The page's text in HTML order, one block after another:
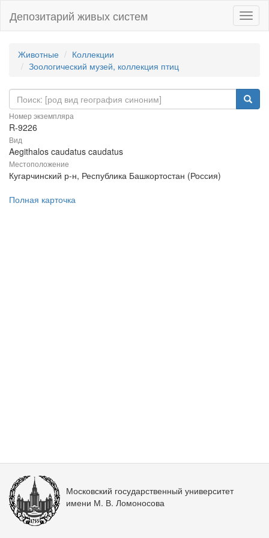
Депозитарий живых систем
Животные
Коллекции
Зоологический музей, коллекция птиц
Номер экземпляра
R-9226
Вид
Aegithalos caudatus caudatus
Местоположение
Кугарчинский р-н, Республика Башкортостан (Россия)
Полная карточка
Московский государственный университет
имени М. В. Ломоносова